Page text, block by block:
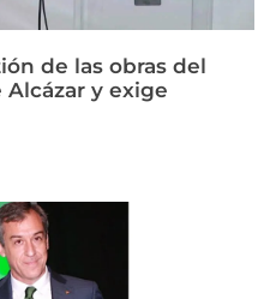
de las obras del
y exige